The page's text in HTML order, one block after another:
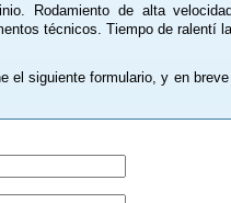
Rodamiento de alta
técnicos. Tiempo de ralentí
el siguiente formulario, y en breve